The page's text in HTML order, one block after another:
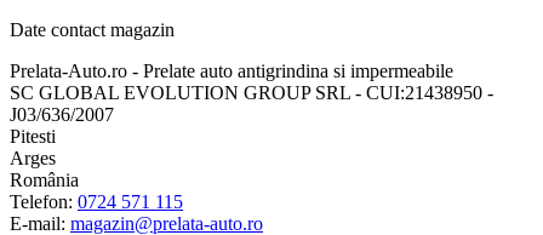
Date contact magazin
Prelata-Auto.ro - Prelate auto antigrindina si impermeabile
SC GLOBAL EVOLUTION GROUP SRL - CUI:21438950 -
J03/636/2007
Pitesti
Arges
România
Telefon: 0724 571 115
E-mail: magazin@prelata-auto.ro